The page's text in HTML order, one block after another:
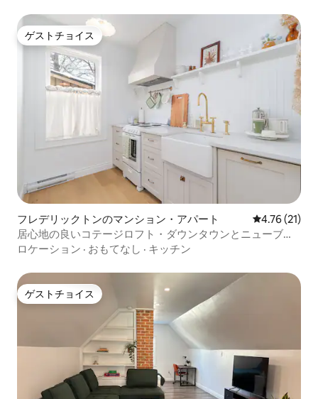
ゲストチョイス
ゲストチョイス
フレデリックトンのマンション・アパート レビュー21
4.76 (21)
居心地の良いコテージロフト・ダウンタウンとニューブラ
ンズウィック大学まで歩いて行ける
ロケーション · おもてなし · キッチン
ゲストチョイス
ゲストチョイス